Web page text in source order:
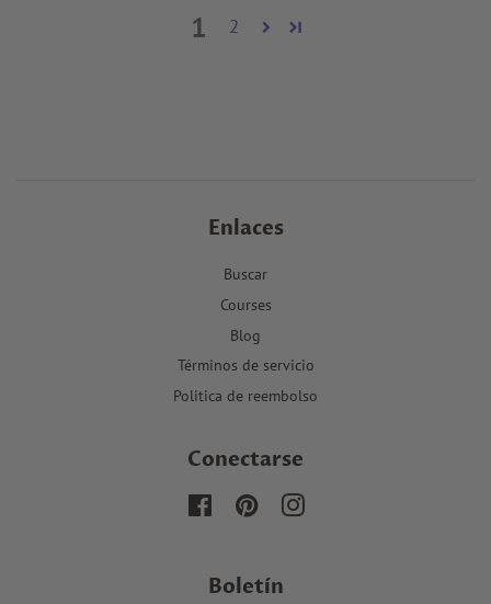
1 2
Enlaces
Buscar
Courses
Blog
Términos de servicio
Politica de reembolso
Conectarse
FacebookPinterestInstagram
Boletín